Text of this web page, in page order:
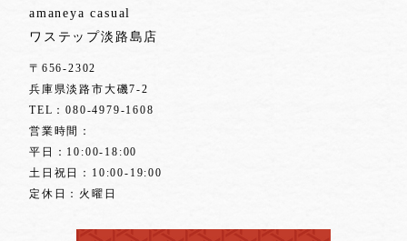
amaneya casual
ワステップ淡路島店
〒656-2302
兵庫県淡路市大磯7-2
TEL：080-4979-1608
営業時間：
平日：10:00-18:00
土日祝日：10:00-19:00
定休日：火曜日